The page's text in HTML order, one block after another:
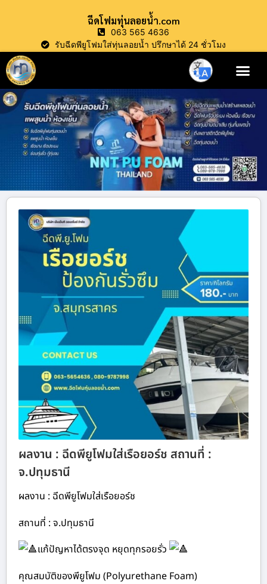
ฉีดโฟมทุ่นลอยน้ำ.com
063 565 4636
รับฉีดพียูโฟมใส่ทุ่นลอยน้ำ ปรึกษาได้ 24 ชั่วโมง
ผลงาน : ฉีดพียูโฟมใส่เรือยอร์ช สถานที่ :
จ.ปทุมธานี
ผลงาน : ฉีดพียูโฟมใส่เรือยอร์ช
สถานที่ : จ.ปทุมธานี
แก้ปัญหาได้ตรงจุด หยุดทุกรอยรั่ว
คุณสมบัติของพียูโฟม (Polyurethane Foam)